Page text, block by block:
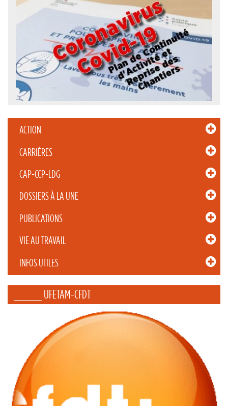
ACTION
CARRIÈRES
CAP-CCP-LDG
DOSSIERS À LA UNE
PUBLICATIONS
VIE AU TRAVAIL
INFOS UTILES
_____ UFETAM-CFDT